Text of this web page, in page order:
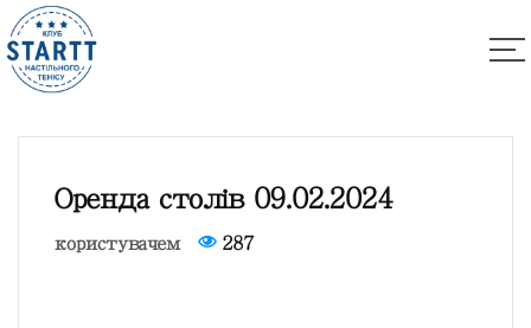
Оренда столів 09.02.2024
користувачем 287